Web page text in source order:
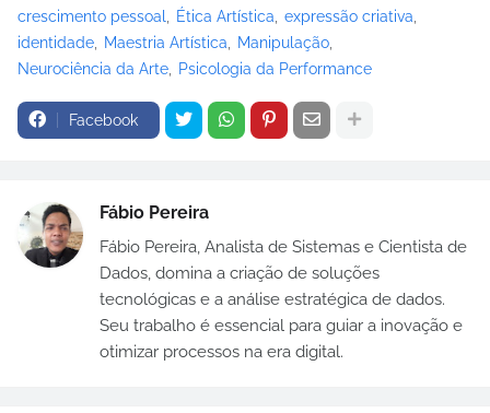
crescimento pessoal
Ética Artística
expressão criativa
identidade
Maestria Artística
Manipulação
Neurociência da Arte
Psicologia da Performance
Facebook
Fábio Pereira
Fábio Pereira, Analista de Sistemas e Cientista de
Dados, domina a criação de soluções
tecnológicas e a análise estratégica de dados.
Seu trabalho é essencial para guiar a inovação e
otimizar processos na era digital.